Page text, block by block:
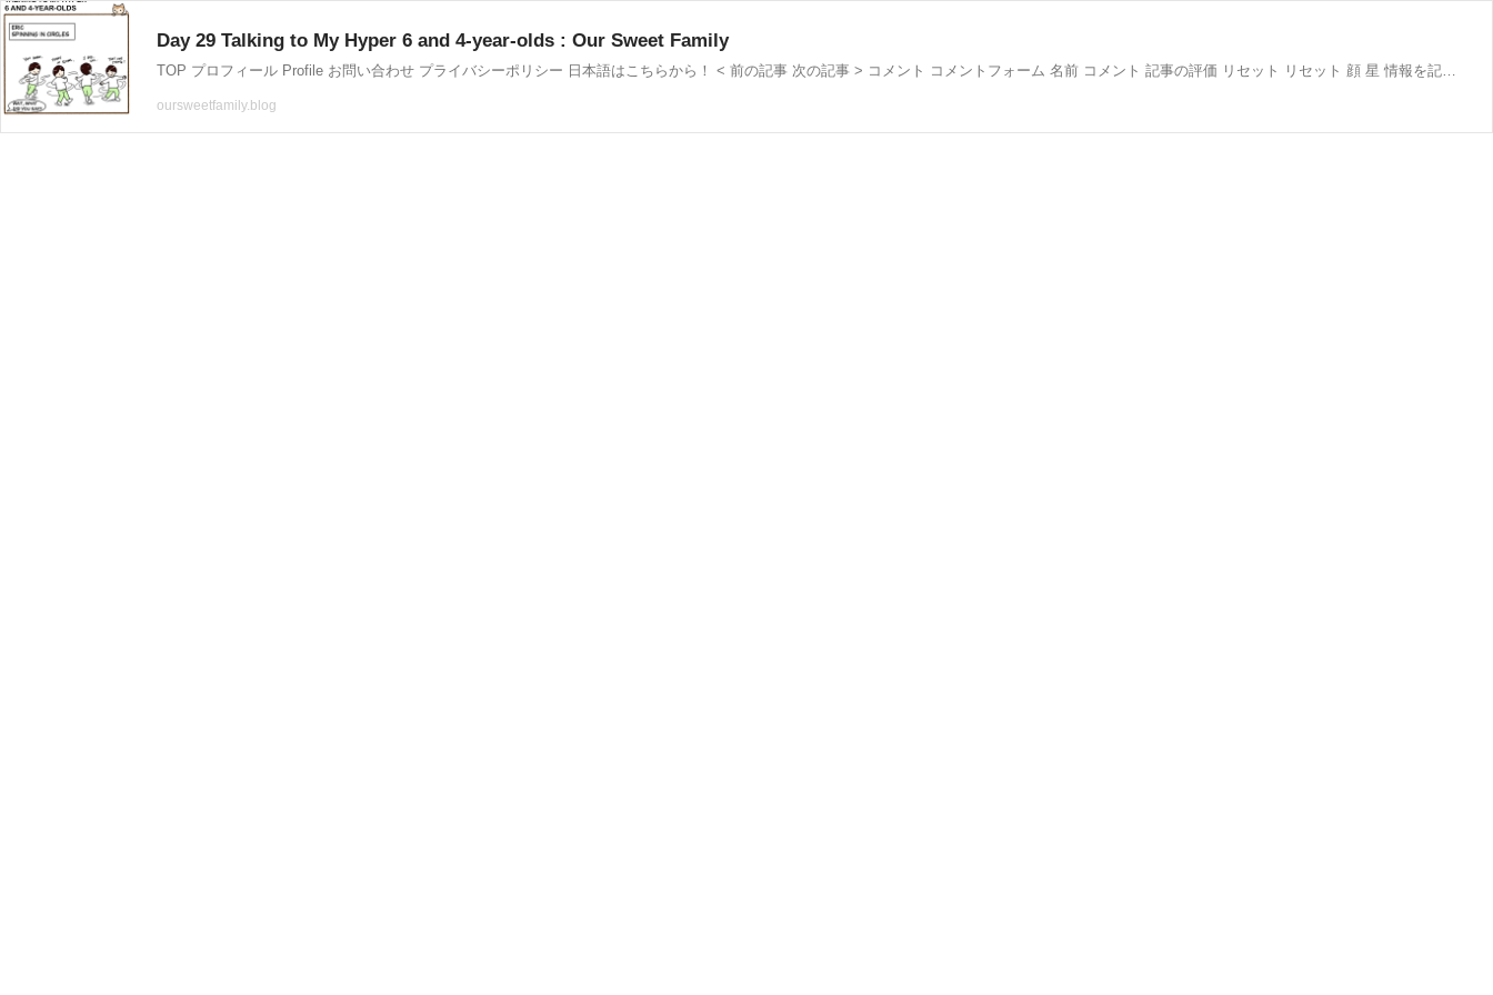
Day 29 Talking to My Hyper 6 and 4-year-olds : Our Sweet Family
TOP プロフィール Profile お問い合わせ プライバシーポリシー 日本語はこちらから！ < 前の記事 次の記事 > コメント コメントフォーム 名前 コメント 記事の評価 リセット リセット 顔 星 情報を記憶 コメントを投稿する プロフィール EO mom 初めまして！ 男の子2人のママです。 可愛い柴犬もいます🐕 日本語と英語の両方で育児漫画を投稿しています！ よろしくお願いします。 人気記事 最新記事 Day 31 A Brutal Summer Trip To Tokyo Disney Resort⑥ 〜Disney Sea Final〜 31日目 真夏ディズニーに行った話⑥...
oursweetfamily.blog